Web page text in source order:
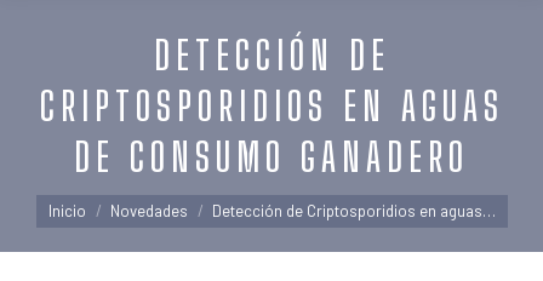
DETECCIÓN DE
CRIPTOSPORIDIOS EN AGUAS
DE CONSUMO GANADERO
Estás aquí:
Inicio Novedades Detección de Criptosporidios en aguas…